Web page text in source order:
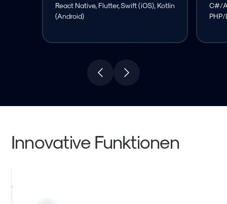
React Native, Flutter, Swift (iOS), Kotlin
(Android)
C#/
Innovative Funktionen